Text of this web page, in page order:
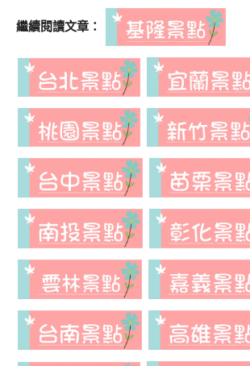
繼續閱讀文章：